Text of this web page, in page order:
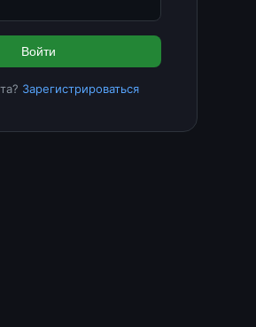
Войти
Зарегистрироваться